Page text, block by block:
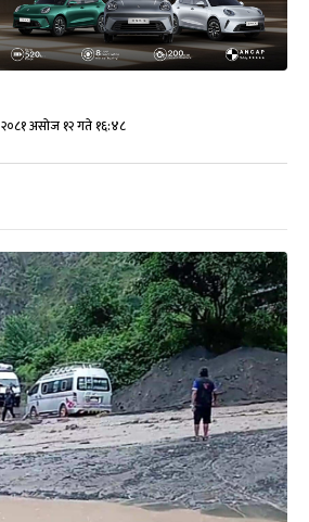
२०८१ असोज १२ गते १६:४८